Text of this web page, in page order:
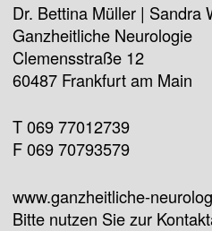
Dr. Bettina Müller | Sandra
Ganzheitliche Neurologie
Clemensstraße 12
60487 Frankfurt am Main
T 069 77012739
F 069 70793579
www.ganzheitliche-
Bitte nutzen Sie zur